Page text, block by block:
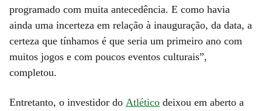
programado com muita antecedência. E como havia
ainda uma incerteza em relação à inauguração, da data, a
certeza que tínhamos é que seria um primeiro ano com
muitos jogos e com poucos eventos culturais”,
completou.
Entretanto, o investidor do Atlético deixou em aberto a